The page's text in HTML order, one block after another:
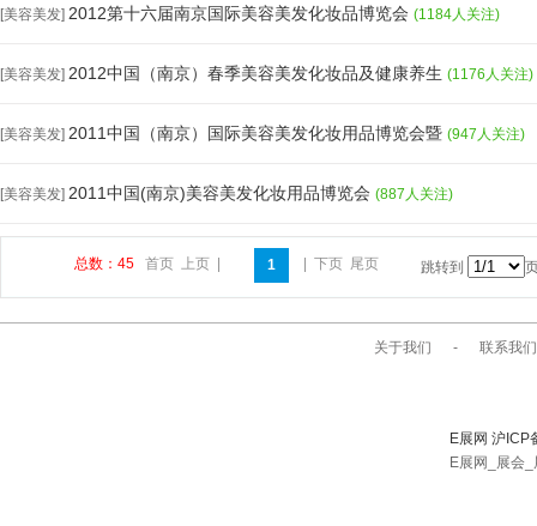
[美容美发] 2012第十六届南京国际美容美发化妆品博览会 (1184人关注)
[美容美发] 2012中国（南京）春季美容美发化妆品及健康养生 (1176人关注)
[美容美发] 2011中国（南京）国际美容美发化妆用品博览会暨 (947人关注)
[美容美发] 2011中国(南京)美容美发化妆用品博览会 (887人关注)
总数：45 首页 上页 1 下页 尾页 跳转到
关于我们 - 联系我们
E展网 沪
E展网_展会